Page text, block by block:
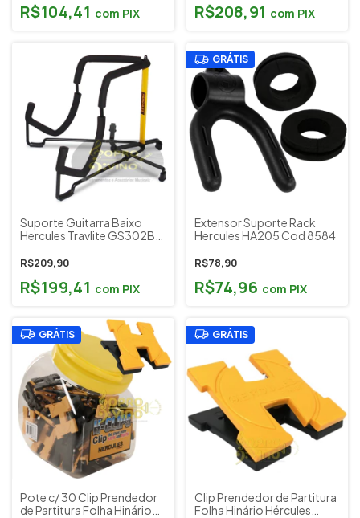
R$104,41 com PIX R$208,91 com PIX
Suporte Guitarra Baixo
Hercules Travlite GS302B
R$209,90
R$199,41 com PIX
GRÁTIS
Extensor Suporte Rack
Hercules HA205 Cod 8584
R$78,90
R$74,96 com PIX
GRÁTIS
Pote c/ 30 Clip Prendedor
de Partitura Folha Hinário
GRÁTIS
Clip Prendedor de Partitura
Folha Hinário Hércules